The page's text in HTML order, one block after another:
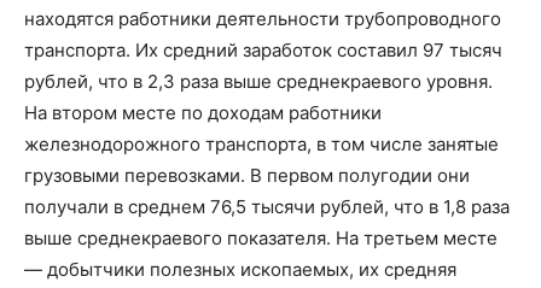
находятся работники деятельности трубопроводного
транспорта. Их средний заработок составил 97 тысяч
рублей, что в 2,3 раза выше среднекраевого уровня.
На втором месте по доходам работники
железнодорожного транспорта, в том числе занятые
грузовыми перевозками. В первом полугодии они
получали в среднем 76,5 тысячи рублей, что в 1,8 раза
выше среднекраевого показателя. На третьем месте
— добытчики полезных ископаемых, их средняя